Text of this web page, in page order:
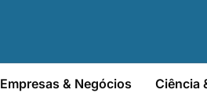
Empresas & Negócios Ciência